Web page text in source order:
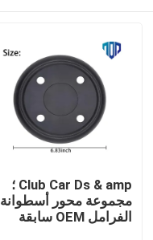
Club Car Ds & amp ؛
مجموعة محور أسطوانة
الفرامل OEM سابقة